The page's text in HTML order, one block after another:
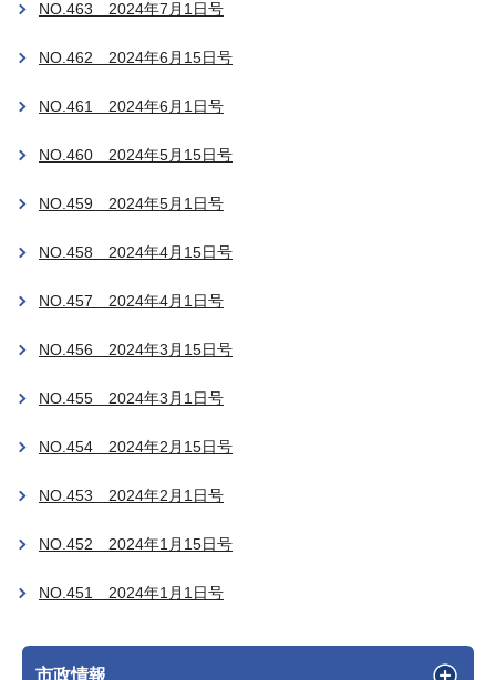
NO.463 2024年7月1日号
NO.462 2024年6月15日号
NO.461 2024年6月1日号
NO.460 2024年5月15日号
NO.459 2024年5月1日号
NO.458 2024年4月15日号
NO.457 2024年4月1日号
NO.456 2024年3月15日号
NO.455 2024年3月1日号
NO.454 2024年2月15日号
NO.453 2024年2月1日号
NO.452 2024年1月15日号
NO.451 2024年1月1日号
市政情報